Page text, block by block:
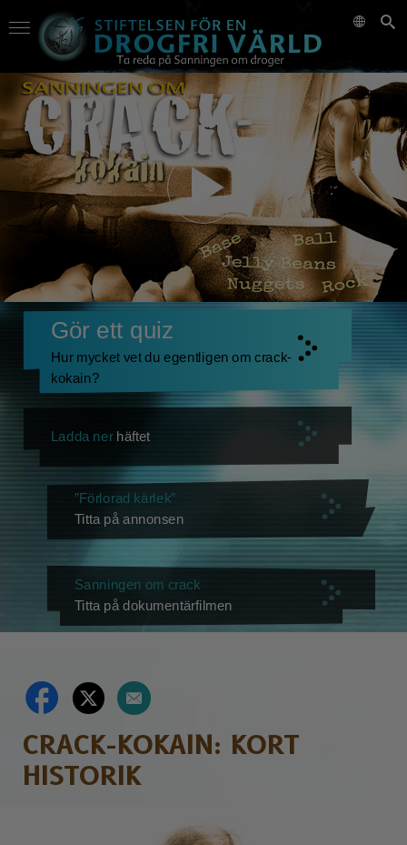
Gör ett quiz
Hur mycket vet du egentligen om crack-
kokain?
Ladda nerhäftet
”Förlorad kärlek”
Titta på annonsen
Sanningen om crack
Titta på dokumentärfilmen
CRACK-KOKAIN: KORT
HISTORIK